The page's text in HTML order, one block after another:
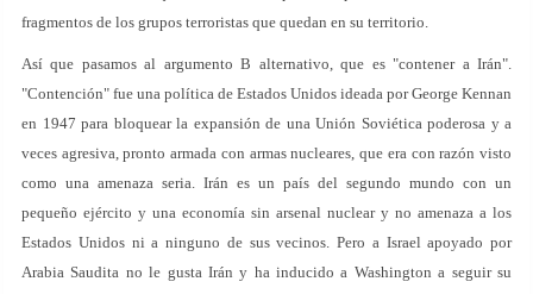
fragmentos de los grupos terroristas que quedan en su territorio.
Así que pasamos al argumento B alternativo, que es "contener a Irán".
"Contención" fue una política de Estados Unidos ideada por George Kennan
en 1947 para bloquear la expansión de una Unión Soviética poderosa y a
veces agresiva, pronto armada con armas nucleares, que era con razón visto
como una amenaza seria. Irán es un país del segundo mundo con un
pequeño ejército y una economía sin arsenal nuclear y no amenaza a los
Estados Unidos ni a ninguno de sus vecinos. Pero a Israel apoyado por
Arabia Saudita no le gusta Irán y ha inducido a Washington a seguir su